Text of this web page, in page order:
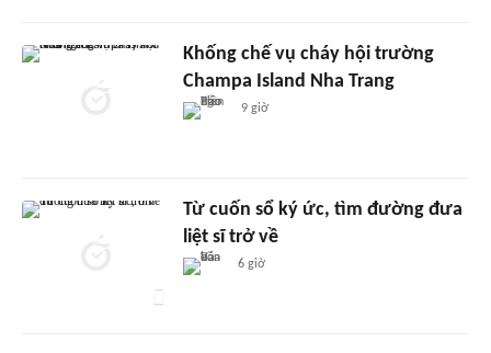
Khống chế vụ cháy hội trường
Champa Island Nha Trang
9 giờ
Từ cuốn sổ ký ức, tìm đường đưa
liệt sĩ trở về
6 giờ